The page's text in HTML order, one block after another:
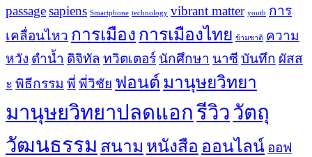
passagesapiens Smartphone technology vibrant matter youth การ
เคลื่อนไหว การเมือง การเมืองไทย ข้ามชาติ ความ
หวัง ดำน้ำ ดิจิทัล ทวิตเตอร์ นักศึกษา นาซี บันทึก ผัสส
ะ พิธีกรรม พี่ พี่วิชัย ฟอนต์ มานุษยวิทยา
มานุษยวิทยาปลดแอกรีวิววัตถุ
วัฒนธรรม สนาม หนังสือ ออนไลน์ ออฟ